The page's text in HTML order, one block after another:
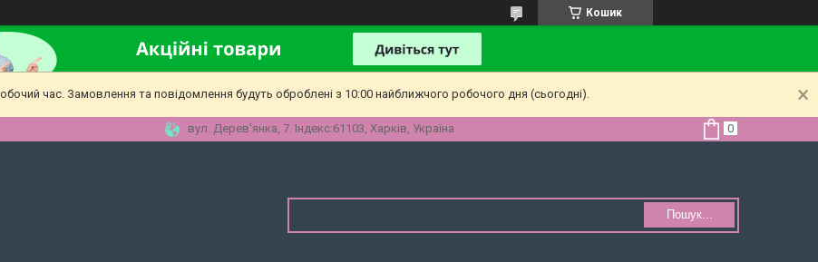
Кошик
час. Замовлення та повідомлення будуть оброблені з 10:00 найближчого робочого дня (сьогодні).
вул. Дерев'янка, 7. Індекс:61103, Харків, Україна
Пошук...